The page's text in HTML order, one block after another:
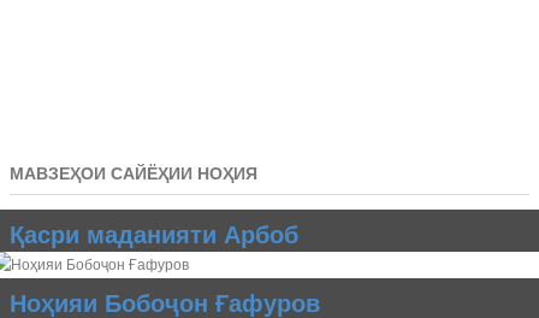
МАВЗЕҲОИ САЙЁҲИИ НОҲИЯ
Қасри маданияти Арбоб
Ноҳияи Бобоҷон Ғафуров